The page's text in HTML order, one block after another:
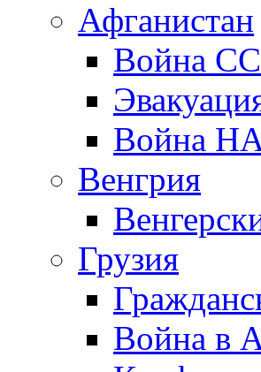
Афганистан
Война
Война
Венгрия
Грузия
Война в